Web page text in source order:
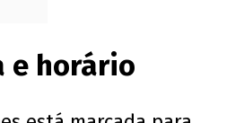
e horário